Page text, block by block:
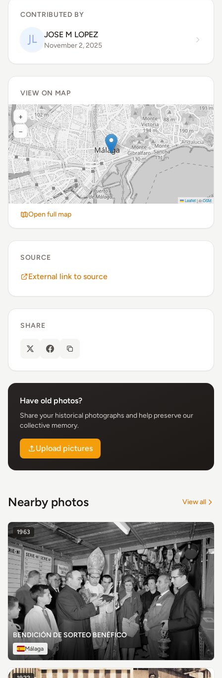
CONTRIBUTED BY
JOSE M LOPEZ
November 2, 2025
VIEW ON MAP
+
−
Leaflet|©OSM
Open full map
SOURCE
External link to source
SHARE
Have old photos?
Share your historical photographs and help preserve our
collective memory.
Upload pictures
Nearby photos View all
1963
BENDICIÓN DE SORTEO BENÉFICO
Málaga